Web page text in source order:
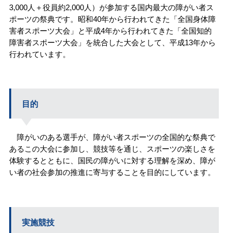
3,000人＋役員約2,000人）が参加する国内最大の障がい者ス
ポーツの祭典です。昭和40年から行われてきた「全国身体障
害者スポーツ大会」と平成4年から行われてきた「全国知的
障害者スポーツ大会」を統合した大会として、平成13年から
行われています。
目的
障がいのある選手が、障がい者スポーツの全国的な祭典で
あるこの大会に参加し、競技等を通じ、スポーツの楽しさを
体験するとともに、国民の障がいに対する理解を深め、障が
い者の社会参加の推進に寄与することを目的にしています。
実施競技